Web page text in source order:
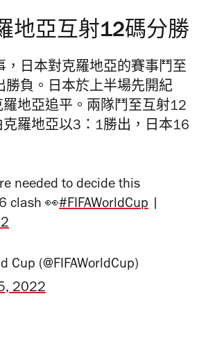
地亞互射12碼分勝
，日本對克羅地亞的賽事鬥至
勝負。日本於上半場先開紀
地亞追平。兩隊鬥至互射12
羅地亞以3：1勝出，日本16
needed to decide this
clash 👀#FIFAWorldCup
Cup (@FIFAWorldCup)
2022